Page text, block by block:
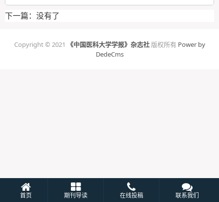
下一篇：没有了
Copyright © 2021 《中国医科大学学报》杂志社版权所有 Power by
DedeCms
首页 期刊导读 在线投稿 联系我们